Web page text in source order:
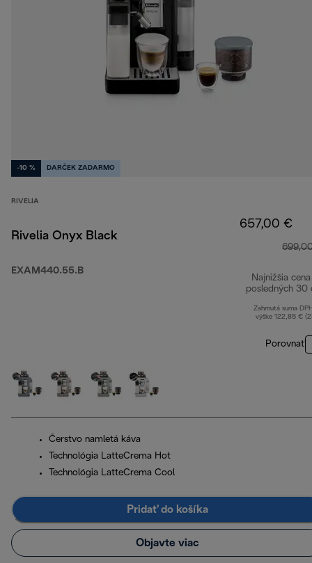
-10 % DARČEK ZADARMO
RIVELIA
Rivelia Onyx Black
EXAM440.55.B
657,00 €
Najnižšia
posledných 30
Zahrnutá suma
výške 122,85 €
Porovnať
Čerstvo namletá káva
Technológia LatteCrema Hot
Technológia LatteCrema Cool
Pridať do košíka
Objavte viac